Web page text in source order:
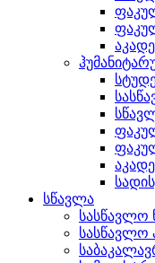
სწავლა
სასწავლო
სასწავლო